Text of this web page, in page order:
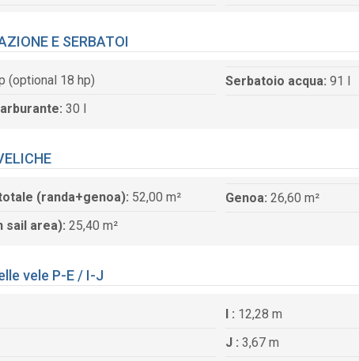
E SERBATOI
(optional 18 hp)
30 l
Serbatoio acqua: 91 l
(randa+genoa): 52,00 m²
sail area): 25,40 m²
Genoa: 26,60 m²
vele P-E / I-J
I : 12,28 m
J : 3,67 m